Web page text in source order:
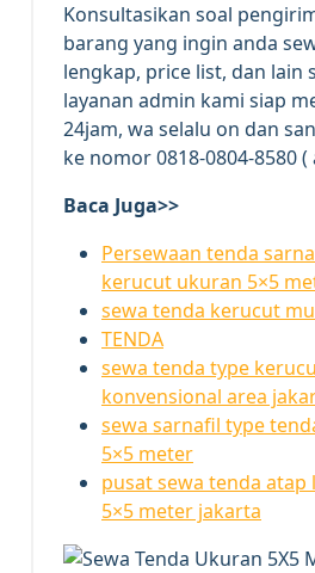
Konsultasikan soal
barang yang ingin anda
lengkap, price list, dan lain
layanan admin kami siap
24jam, wa selalu on dan
ke nomor 0818-0804-8580 (
Baca Juga>>
Persewaan tenda
kerucut ukuran 5×5
sewa tenda kerucut
TENDA
sewa tenda type
konvensional area
sewa sarnafil type
5×5 meter
pusat sewa tenda atap
5×5 meter jakarta